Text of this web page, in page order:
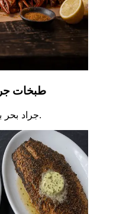
طبخات
جراد بحر بزبدة الثوم، ذرة، بطاطس، سجق.